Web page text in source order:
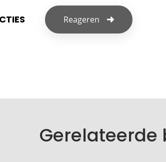
Reageren
Gerelateerde